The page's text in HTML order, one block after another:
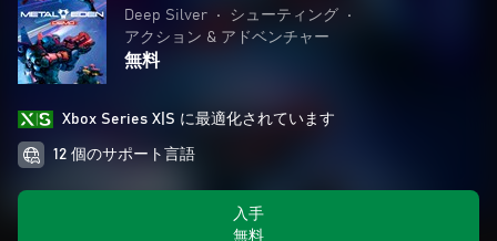
Deep Silver • シューティング
•
アクション & アドベンチャー
無料
Xbox Series X|S に最適化されています
12 個のサポート言語
入手
無料